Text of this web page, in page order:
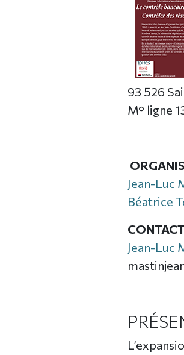
93 526
M° ligne
Jean-Luc
Béatrice
Jean-Luc